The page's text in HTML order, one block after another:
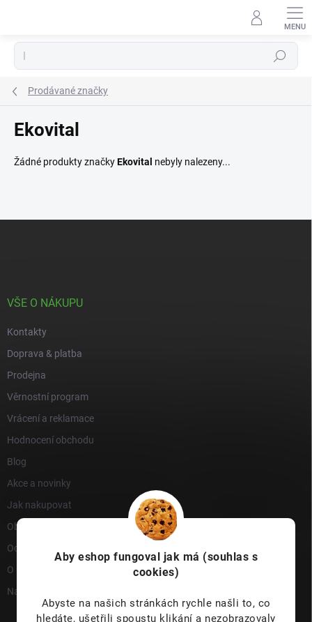
Aby eshop fungoval jak má (souhlas s
cookies)
Abyste na našich stránkách rychle našli to, co
hledáte, ušetřili spoustu klikání a nezobrazovaly
Hledat
Prodávané značky
Ekovital
Žádné produkty značkyEkovital nebyly nalezeny...
VŠE O NÁKUPU
Kontakty
Doprava & platba
Prodejna
Věrnostní program
Vrácení a reklamace
Hodnocení obchodu
Blog
Akce a novinky
Jak nakupovat
Obchodní podmínky
Ochrana osobních údajů
O nás
Napište nám